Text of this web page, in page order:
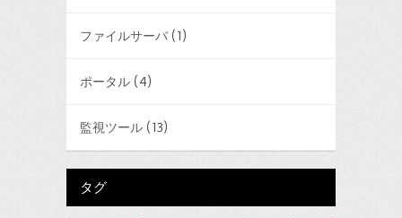
ファイルサーバ(1)
ポータル(4)
監視ツール(13)
タグ